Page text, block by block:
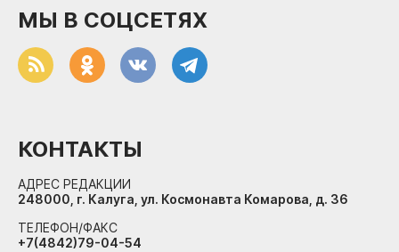
МЫ В СОЦСЕТЯХ
КОНТАКТЫ
АДРЕС РЕДАКЦИИ
248000, г. Калуга, ул. Космонавта Комарова, д. 36
ТЕЛЕФОН/ФАКС
+7(4842)79-04-54